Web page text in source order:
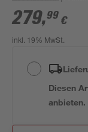
279,99 €
inkl. 19% MwSt.
Diesen
anbieten.